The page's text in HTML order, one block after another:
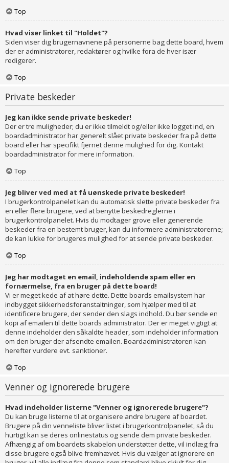
Top
Hvad viser linket til "Holdet"?
Siden viser dig brugernavnene på personerne bag dette board, hvem
der er administratorer, redaktører og hvilke fora de hver især
redigerer.
Top
Private beskeder
Jeg kan ikke sende private beskeder!
Der er tre muligheder; du er ikke tilmeldt og/eller ikke logget ind, en
boardadministrator har generelt slået private beskeder fra på dette
board eller har specifikt fjernet denne mulighed for dig. Kontakt
boardadministrator for mere information.
Top
Jeg bliver ved med at få uønskede private beskeder!
I brugerkontrolpanelet kan du automatisk slette private beskeder fra
en eller flere brugere, ved at benytte beskedreglerne i
brugerkontrolpanelet. Hvis du modtager grove eller generende
beskeder fra en bestemt bruger, kan du informere administratorerne;
de kan lukke for brugeres mulighed for at sende private beskeder.
Top
Jeg har modtaget en email, indeholdende spam eller en
fornærmelse, fra en bruger på dette board!
Vi er meget kede af at høre dette. Dette boards emailsystem har
indbygget sikkerhedsforanstaltninger, som hjælper med til at
identificere brugere, der sender den slags indhold. Du bør sende en
kopi af emailen til dette boards administrator. Der er meget vigtigt at
denne indeholder den såkaldte header, som indeholder information
om den bruger der afsendte emailen. Boardadministratoren kan
herefter vurdere evt. sanktioner.
Top
Venner og ignorerede brugere
Hvad indeholder listerne "Venner og ignorerede brugere"?
Du kan bruge listerne til at organisere andre brugere af boardet.
Brugere på din venneliste bliver listet i brugerkontrolpanelet, så du
hurtigt kan se deres onlinestatus og sende dem private beskeder.
Afhængig af om boardets skabelon understøtter dette, vil indlæg fra
disse brugere også blive fremhævet. Hvis du vælger at ignorere en